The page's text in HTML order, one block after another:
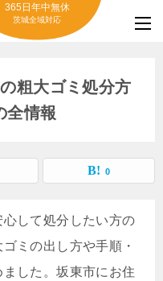
365日年中無休
茨城全域対応
粗大ゴミ処分方
全情報
0
して処分したい方の
ミの出し方や手順・
した。坂東市にお住